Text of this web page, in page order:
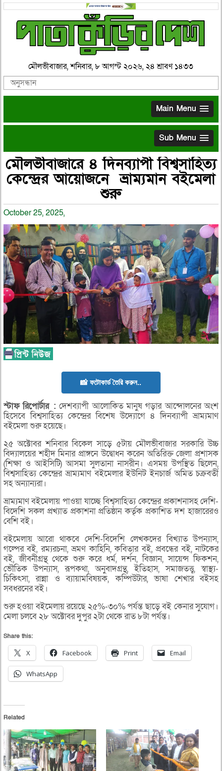
মৌলভীবাজার, শনিবার, ৮ আগস্ট ২০২৬, ২৪ শ্রাবণ ১৪৩৩
Main Menu
Sub Menu
মৌলভীবাজারে ৪ দিনব্যাপী বিশ্বসাহিত্য
কেন্দ্রের আয়োজনে ভ্রাম্যমান বইমেলা
শুরু
October 25, 2025,
📸 ফটোকার্ড তৈরি করুন..
স্টাফ রিপোর্টার: দেশব্যাপী আলোকিত মানুষ গড়ার আন্দোলনের অংশ
হিসেবে বিশ্বসাহিত্য কেন্দ্রের বিশেষ উদ্যোগে ৪ দিনব্যাপী ভ্রাম্যমাণ
বইমেলা শুরু হয়েছে।
২৫ অক্টোবর শনিবার বিকেল সাড়ে ৫টায় মৌলভীবাজার সরকারি উচ্চ
বিদ্যালয়ের শহীদ মিনার প্রাঙ্গনে উদ্বোধন করেন অতিরিক্ত জেলা প্রশাসক
(শিক্ষা ও আইসিটি) আসমা সুলতানা নাসরীন। এসময় উপস্থিত ছিলেন,
বিশ্বসাহিত্য কেন্দ্রের ভ্রাম্যমাণ বইমেলার ইউনিট ইনচার্জ অমিত চক্রবর্তী
সহ অন্যান্যরা।
ভ্রাম্যমাণ বইমেলায় পাওয়া যাচ্ছে বিশ্বসাহিত্য কেন্দ্রের প্রকাশনাসহ দেশি-
বিদেশি সকল প্রখ্যাত প্রকাশনা প্রতিষ্ঠান কর্তৃক প্রকাশিত দশ হাজারেরও
বেশি বই।
বইমেলায় আরো থাকবে দেশি-বিদেশি লেখকদের বিখ্যাত উপন্যাস,
গল্পের বই, রম্যরচনা, ভ্রমণ কাহিনি, কবিতার বই, প্রবন্ধের বই, নাটকের
বই, জীবনীগ্রন্থ থেকে শুরু করে ধর্ম, দর্শন, বিজ্ঞান, সায়েন্স ফিকশন,
ভৌতিক উপন্যাস, রূপকথা, অনুবাদগ্রন্থ, ইতিহাস, সমাজতত্ত্ব, স্বাস্থ্য-
চিকিৎসা, রান্না ও ব্যায়ামবিষয়ক, কম্পিউটার, ভাষা শেখার বইসহ
সবধরনের বই।
শুরু হওয়া বইমেলায় রয়েছে ২৫%-৩০% পর্যন্ত ছাড়ে বই কেনার সুযোগ।
মেলা চলবে ২৮ অক্টোবর দুপুর ২টা থেকে রাত ৮টা পর্যন্ত।
Share this:
X Facebook Print Email
WhatsApp
Related